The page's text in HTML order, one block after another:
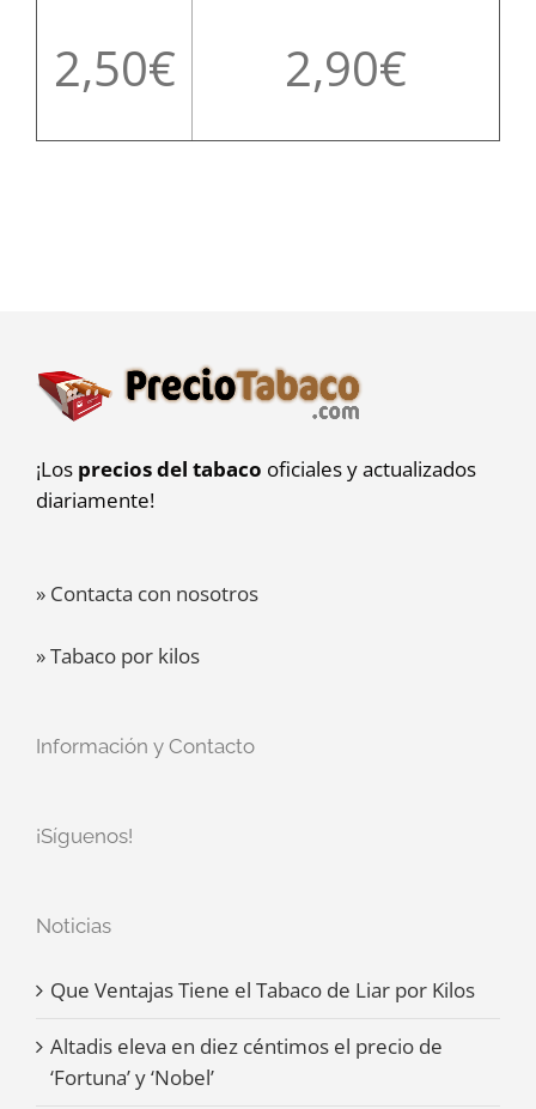
2,50 2,90
¡Los precios del tabaco oficiales y actualizados
diariamente!
» Contacta con nosotros
» Tabaco por kilos
Información y Contacto
¡Síguenos!
Noticias
Que Ventajas Tiene el Tabaco de Liar por Kilos
Altadis eleva en diez céntimos el precio de
‘Fortuna’ y ‘Nobel’